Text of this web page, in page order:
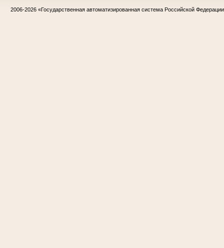
2006-2026 «Государственная автоматизированная система Российской